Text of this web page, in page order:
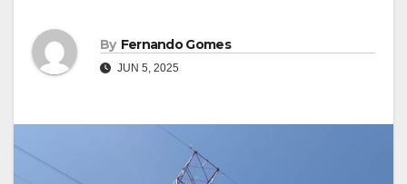
By Fernando Gomes
JUN 5, 2025